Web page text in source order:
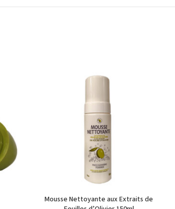
Mousse Nettoyante aux Extraits de